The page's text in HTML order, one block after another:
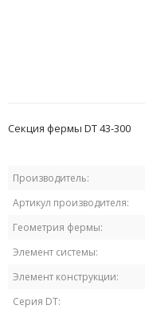
Секция фермы DT 43-300
Производитель:
Артикул производителя:
Геометрия фермы:
Элемент системы:
Элемент конструкции:
Серия DT: